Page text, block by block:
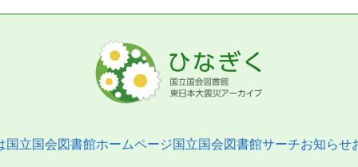
国立国会図書館ホームページ国立国会図書館サーチお知らせ